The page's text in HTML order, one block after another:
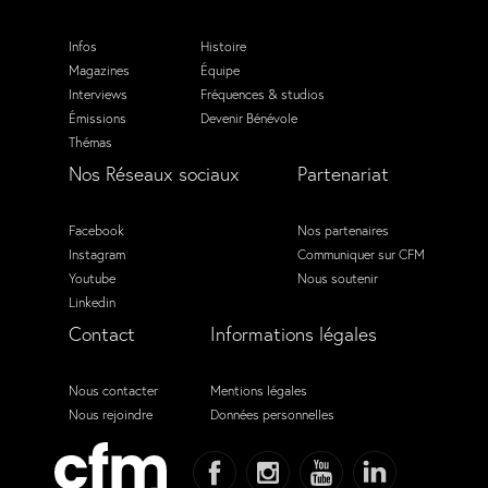
Infos
Magazines
Interviews
Émissions
Thémas
Histoire
Équipe
Fréquences & studios
Devenir Bénévole
Nos Réseaux sociaux
Facebook
Instagram
Youtube
Linkedin
Partenariat
Nos partenaires
Communiquer sur CFM
Nous soutenir
Contact
Nous contacter
Nous rejoindre
Informations légales
Mentions légales
Données personnelles